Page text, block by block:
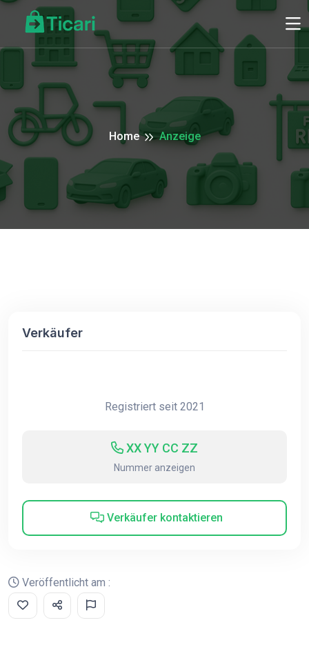
Home Anzeige
Verkäufer
Registriert seit 2021
XX YY CC ZZ
Nummer anzeigen
Verkäufer kontaktieren
Veröffentlicht am :